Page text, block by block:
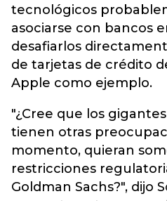
tecnológicos
asociarse con bancos
desafiarlos
de tarjetas de crédito
Apple como ejemplo.
"¿Cree que los
tienen otras
momento, quieran
restricciones
Goldman Sachs?", dijo